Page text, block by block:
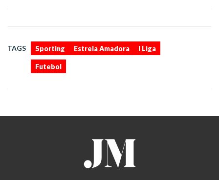
TAGS Sporting Estrela Amadora I Liga
Futebol